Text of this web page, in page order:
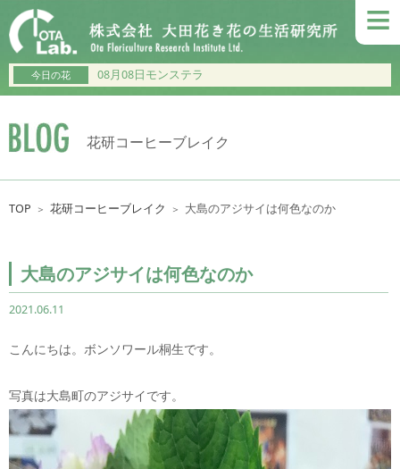
≡
今日の花 08月08日モンステラ
花研コーヒーブレイク
TOP ＞ 花研コーヒーブレイク ＞ 大島のアジサイは何色なのか
大島のアジサイは何色なのか
2021.06.11
こんにちは。ボンソワール桐生です。
写真は大島町のアジサイです。